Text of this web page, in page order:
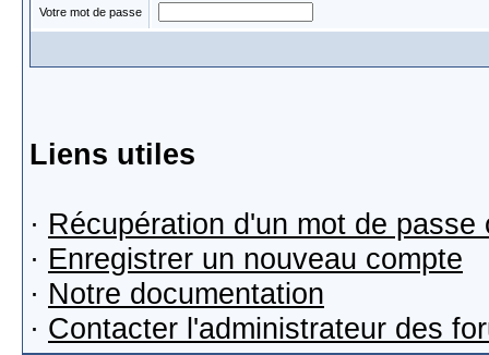
Votre mot de passe
Liens utiles
· Récupération d'un mot de passe
· Enregistrer un nouveau compte
· Notre documentation
· Contacter l'administrateur des